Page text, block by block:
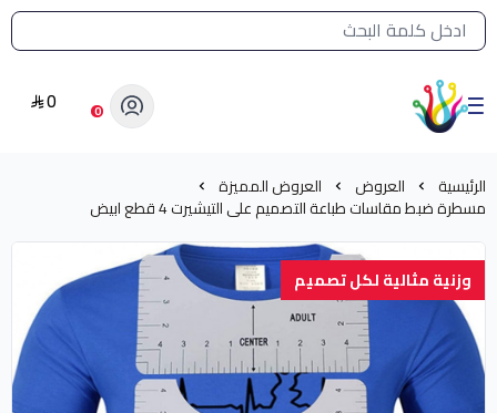
القائمة الرئيسية لمتجر الشرق النادر
الشرق النادر بيع مستلزمات طباعة حرارية 0
0
الرئيسية العروض العروض المميزة
مسطرة ضبط مقاسات طباعة التصميم على التيشيرت 4 قطع ابيض
وزنية مثالية لكل تصميم